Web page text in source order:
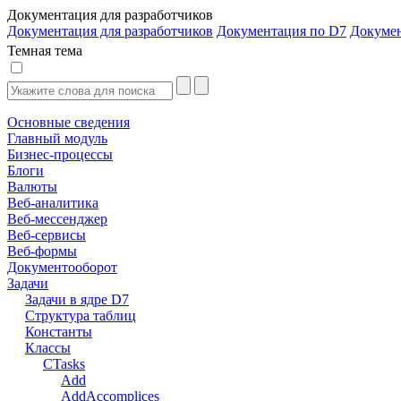
Документация для разработчиков
Документация для разработчиков Документация по D7
Темная тема
Основные сведения
Главный модуль
Бизнес-процессы
Блоги
Валюты
Веб-аналитика
Веб-мессенджер
Веб-сервисы
Веб-формы
Документооборот
Задачи
Задачи в ядре D7
Структура таблиц
Константы
Классы
CTasks
Add
AddAccomplices